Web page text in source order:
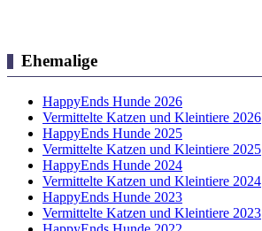
Ehemalige
HappyEnds Hunde 2026
Vermittelte Katzen und Kleintiere 2026
HappyEnds Hunde 2025
Vermittelte Katzen und Kleintiere 2025
HappyEnds Hunde 2024
Vermittelte Katzen und Kleintiere 2024
HappyEnds Hunde 2023
Vermittelte Katzen und Kleintiere 2023